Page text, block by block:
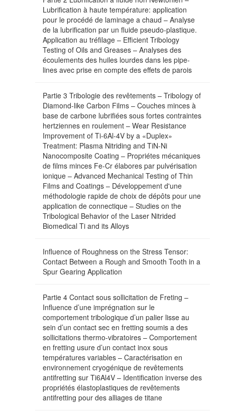
Lubrification à haute température: application
pour le procédé de laminage a chaud – Analyse
de la lubrification par un fluide pseudo-plastique.
Application au tréfilage – Efficient Tribology
Testing of Oils and Greases – Analyses des
écoulements des huiles lourdes dans les pipe-
lines avec prise en compte des effets de parois
Partie 3 Tribologie des revêtements – Tribology of
Diamond-like Carbon Films – Couches minces à
base de carbone lubrifiées sous fortes contraintes
hertziennes en roulement – Wear Resistance
Improvement of Ti-6Al-4V by a «Duplex»
Treatment: Plasma Nitriding and TiN-Ni
Nanocomposite Coating – Propriétes mécaniques
de films minces Fe-Cr élabores par pulvérisation
ionique – Advanced Mechanical Testing of Thin
Films and Coatings – Développement d'une
méthodologie rapide de choix de dépôts pour une
application de connectique – Studies on the
Tribological Behavior of the Laser Nitrided
Biomedical Ti and its Alloys
Influence of Roughness on the Stress Tensor:
Contact Between a Rough and Smooth Tooth in a
Spur Gearing Application
Partie 4 Contact sous sollicitation de Freting –
Influence d’une imprégnation sur le
comportement tribologique d’un palier lisse au
sein d’un contact sec en fretting soumis a des
sollicitations thermo-vibratoires – Comportement
en fretting usure d’un contact inox sous
températures variables – Caractérisation en
environnement cryogénique de revêtements
antifretting sur Ti6Al4V – Identification inverse des
propriétés élastoplastiques de revêtements
antifretting pour des alliages de titane